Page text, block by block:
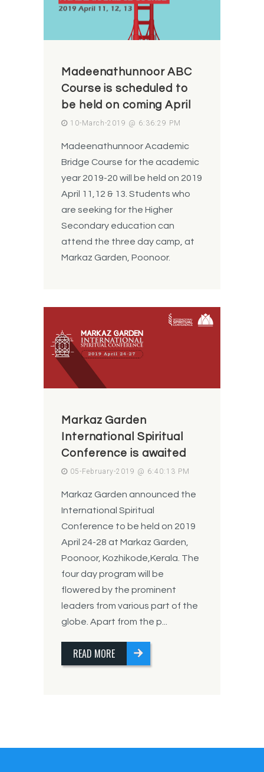
Madeenathunnoor ABC
Course is scheduled to
be held on coming April
10-March-2019 @ 6:36:29 PM
Madeenathunnoor Academic
Bridge Course for the academic
year 2019-20 will be held on 2019
April 11,12 & 13. Students who
are seeking for the Higher
Secondary education can
attend the three day camp, at
Markaz Garden, Poonoor.
Markaz Garden
International Spiritual
Conference is awaited
05-February-2019 @ 6:40:13 PM
Markaz Garden announced the
International Spiritual
Conference to be held on 2019
April 24-28 at Markaz Garden,
Poonoor, Kozhikode,Kerala. The
four day program will be
flowered by the prominent
leaders from various part of the
globe. Apart from the p...
READ MORE